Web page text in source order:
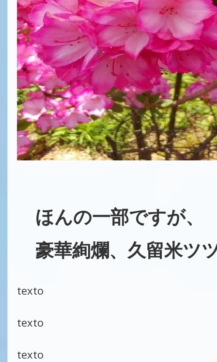
ほんの一部ですが、
豪華絢爛、久留米ツ
texto
texto
texto